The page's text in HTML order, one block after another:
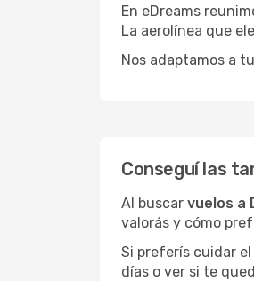
En eDreams
La aerolínea que
Nos adaptamos a
Conseguí las
Al buscar vuelos a
valorás y cómo
Si preferís cuidar
días o ver si te